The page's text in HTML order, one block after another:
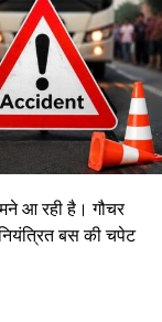
आ रही है। गौचर
बस की चपेट